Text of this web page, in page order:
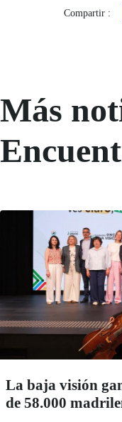
Compartir :
Más
La baja visión
de 58.000